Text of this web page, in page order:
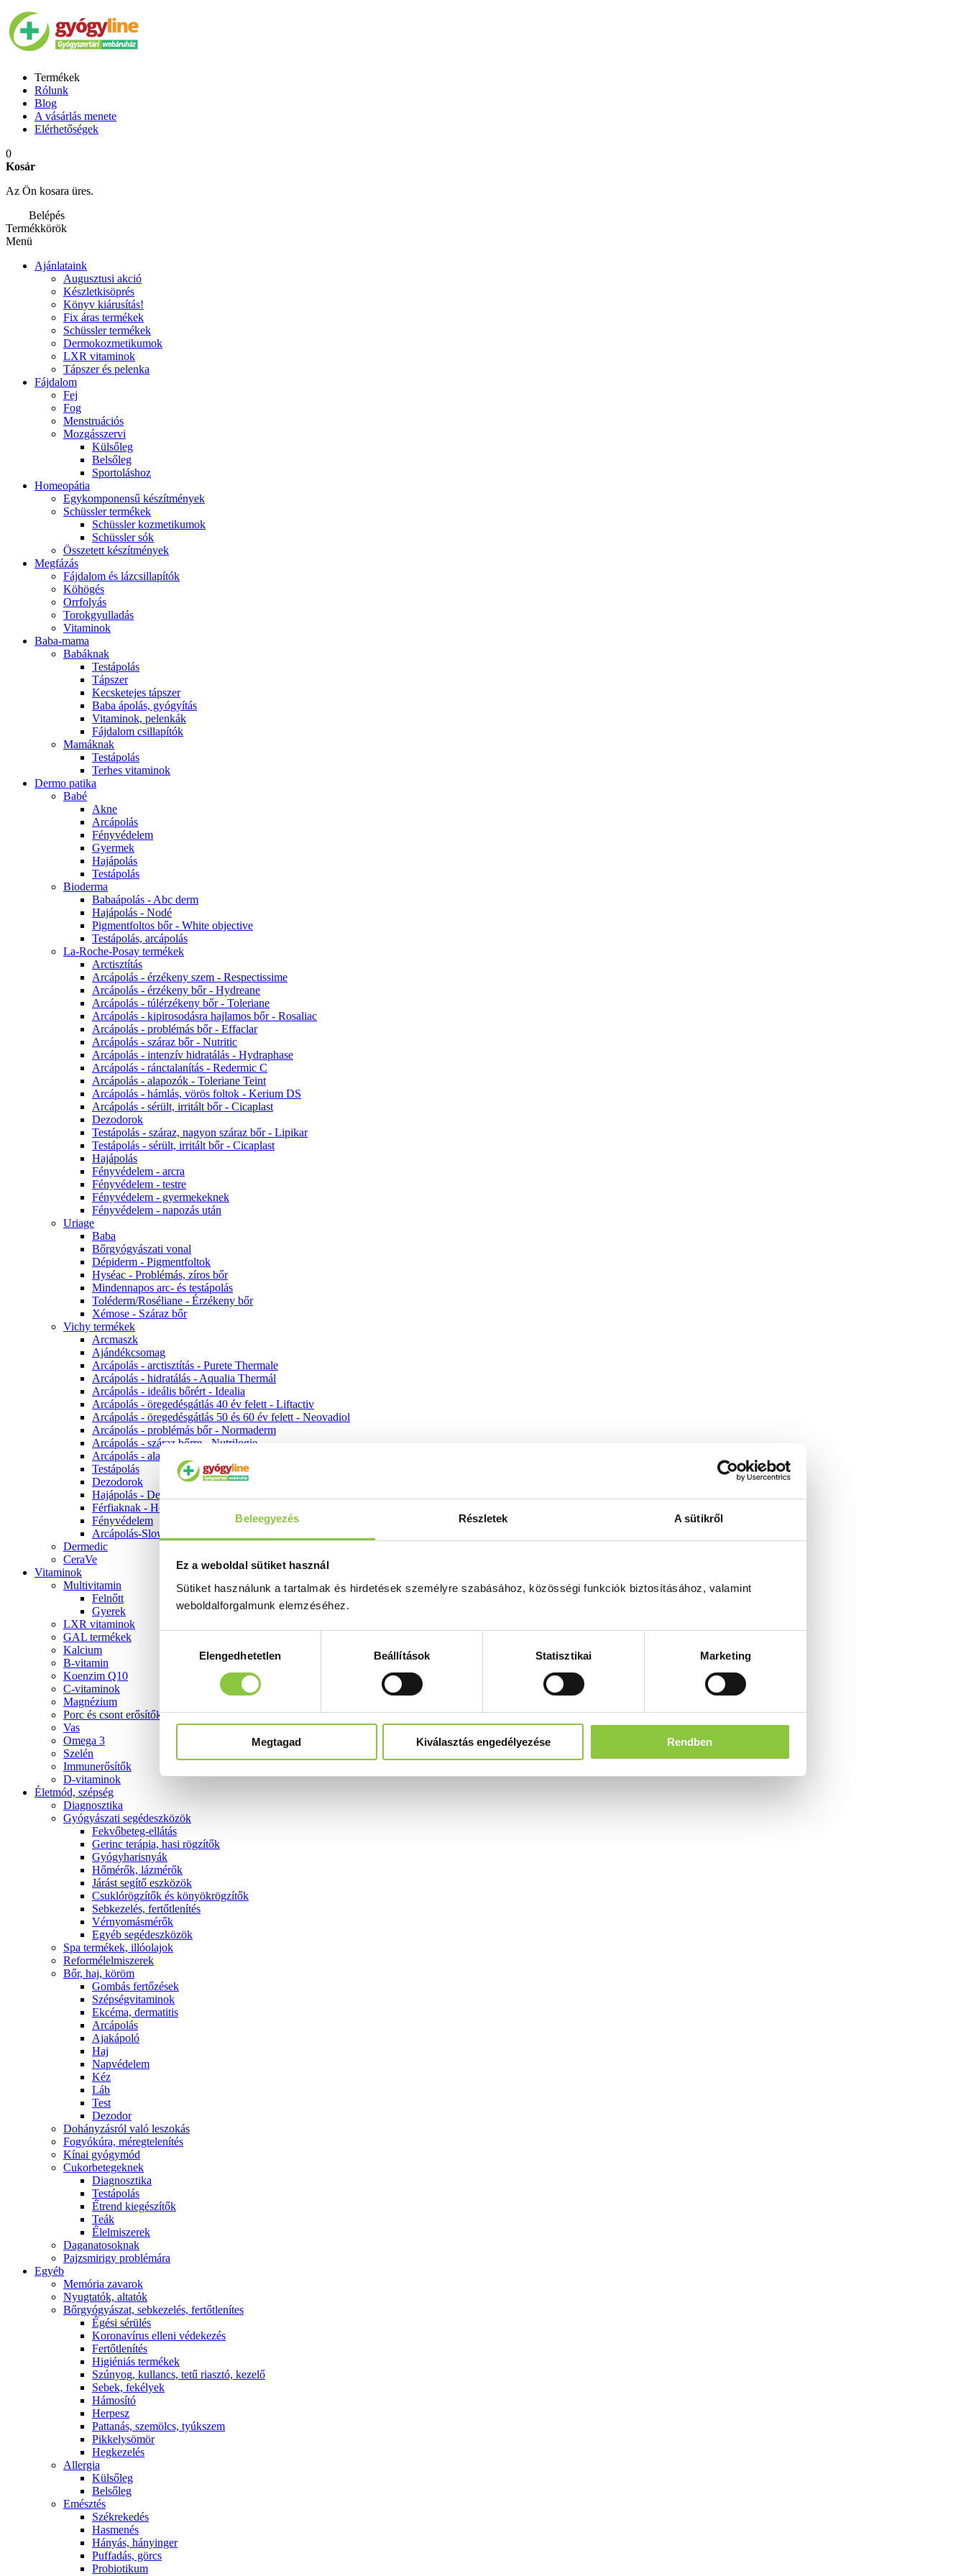
Beleegyezés Részletek A sütikről
Ez a weboldal sütiket használ
Sütiket használunk a tartalmak és hirdetések személyre szabásához, közösségi funkciók biztosításához, valamint
weboldalforgalmunk elemzéséhez.
kiválasztásaElengedhetetlen Beállítások Statisztikai Marketing
Megtagad Kiválasztás engedélyezése Rendben
Termékek
Rólunk
Blog
A vásárlás menete
Elérhetőségek
0
Kosár
Az Ön kosara üres.
Belépés
Termékkörök
Menü
Ajánlataink
Augusztusi akció
Készletkisöprés
Könyv kiárusítás!
Fix áras termékek
Schüssler termékek
Dermokozmetikumok
LXR vitaminok
Tápszer és pelenka
Fájdalom
Fej
Fog
Menstruációs
Mozgásszervi
Külsőleg
Belsőleg
Sportoláshoz
Homeopátia
Egykomponensű készítmények
Schüssler termékek
Schüssler kozmetikumok
Schüssler sók
Összetett készítmények
Megfázás
Fájdalom és lázcsillapítók
Köhögés
Orrfolyás
Torokgyulladás
Vitaminok
Baba-mama
Babáknak
Testápolás
Tápszer
Kecsketejes tápszer
Baba ápolás, gyógyítás
Vitaminok, pelenkák
Fájdalom csillapítók
Mamáknak
Testápolás
Terhes vitaminok
Dermo patika
Babé
Akne
Arcápolás
Fényvédelem
Gyermek
Hajápolás
Testápolás
Bioderma
Babaápolás - Abc derm
Hajápolás - Nodé
Pigmentfoltos bőr - White objective
Testápolás, arcápolás
La-Roche-Posay termékek
Arctisztítás
Arcápolás - érzékeny szem - Respectissime
Arcápolás - érzékeny bőr - Hydreane
Arcápolás - túlérzékeny bőr - Toleriane
Arcápolás - kipirosodásra hajlamos bőr - Rosaliac
Arcápolás - problémás bőr - Effaclar
Arcápolás - száraz bőr - Nutritic
Arcápolás - intenzív hidratálás - Hydraphase
Arcápolás - ránctalanítás - Redermic C
Arcápolás - alapozók - Toleriane Teint
Arcápolás - hámlás, vörös foltok - Kerium DS
Arcápolás - sérült, irritált bőr - Cicaplast
Dezodorok
Testápolás - száraz, nagyon száraz bőr - Lipikar
Testápolás - sérült, irritált bőr - Cicaplast
Hajápolás
Fényvédelem - arcra
Fényvédelem - testre
Fényvédelem - gyermekeknek
Fényvédelem - napozás után
Uriage
Baba
Bőrgyógyászati vonal
Dépiderm - Pigmentfoltok
Hyséac - Problémás, zíros bőr
Mindennapos arc- és testápolás
Toléderm/Roséliane - Érzékeny bőr
Xémose - Száraz bőr
Vichy termékek
Arcmaszk
Ajándékcsomag
Arcápolás - arctisztítás - Purete Thermale
Arcápolás - hidratálás - Aqualia Thermál
Arcápolás - ideális bőrért - Idealia
Arcápolás - öregedésgátlás 40 év felett - Liftactiv
Arcápolás - öregedésgátlás 50 és 60 év felett - Neovadiol
Arcápolás - problémás bőr - Normaderm
Arcápolás - száraz bőrre - Nutrilogie
Arcápolás - alapozók
Testápolás
Dezodorok
Hajápolás - Dercos
Férfiaknak - Homme
Fényvédelem
Arcápolás-Slow Age
Dermedic
CeraVe
Vitaminok
Multivitamin
Felnőtt
Gyerek
LXR vitaminok
GAL termékek
Kalcium
B-vitamin
Koenzim Q10
C-vitaminok
Magnézium
Porc és csont erősítők
Vas
Omega 3
Szelén
Immunerősítők
D-vitaminok
Életmód, szépség
Diagnosztika
Gyógyászati segédeszközök
Fekvőbeteg-ellátás
Gerinc terápia, hasi rögzítők
Gyógyharisnyák
Hőmérők, lázmérők
Járást segítő eszközök
Csuklórögzítők és könyökrögzítők
Sebkezelés, fertőtlenítés
Vérnyomásmérők
Egyéb segédeszközök
Spa termékek, illóolajok
Reformélelmiszerek
Bőr, haj, köröm
Gombás fertőzések
Szépségvitaminok
Ekcéma, dermatitis
Arcápolás
Ajakápoló
Haj
Napvédelem
Kéz
Láb
Test
Dezodor
Dohányzásról való leszokás
Fogyókúra, méregtelenítés
Kínai gyógymód
Cukorbetegeknek
Diagnosztika
Testápolás
É́trend kiegészítők
Teák
É́lelmiszerek
Daganatosoknak
Pajzsmirigy problémára
Egyéb
Memória zavarok
Nyugtatók, altatók
Bőrgyógyászat, sebkezelés, fertőtlenítes
É́gési sérülés
Koronavírus elleni védekezés
Fertőtlenítés
Higiéniás termékek
Szúnyog, kullancs, tetű riasztó, kezelő
Sebek, fekélyek
Hámosító
Herpesz
Pattanás, szemölcs, tyúkszem
Pikkelysömör
Hegkezelés
Allergia
Külsőleg
Belsőleg
Emésztés
Székrekedés
Hasmenés
Hányás, hányinger
Puffadás, görcs
Probiotikum